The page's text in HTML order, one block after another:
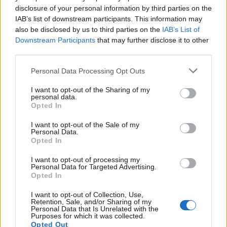
disclosure of your personal information by third parties on the
IAB’s list of downstream participants. This information may
also be disclosed by us to third parties on the IAB’s List of
Downstream Participants that may further disclose it to other
Personal Data Processing Opt Outs
I want to opt-out of the Sharing of my
personal data.
Opted In
I want to opt-out of the Sale of my
Personal Data.
Opted In
I want to opt-out of processing my
Personal Data for Targeted Advertising.
Opted In
I want to opt-out of Collection, Use,
Retention, Sale, and/or Sharing of my
Personal Data that Is Unrelated with the
Purposes for which it was collected.
Opted Out
ardhshëm i SHBA-së në
Shqipëri, ambasada: Do të
Trump për NATO-n dhe
sigurinë
gusht 2026: Cilat janë
Temperaturat arrijnë 40°C
në Tiranë, vapë
përvëluese edhe në
Lushnjë, merr flakë
furgoni me targa të
Maqedonisë së Veriut;